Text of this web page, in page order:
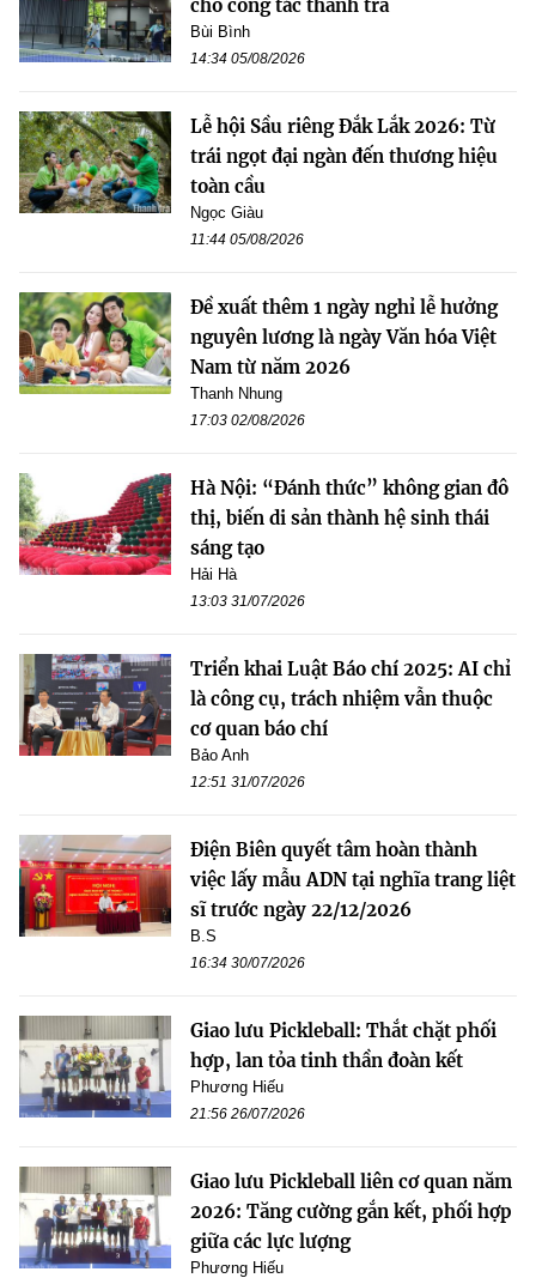
cho công tác thanh tra
Bùi Bình
14:34 05/08/2026
Lễ hội Sầu riêng Đắk Lắk 2026: Từ
trái ngọt đại ngàn đến thương hiệu
toàn cầu
Ngọc Giàu
11:44 05/08/2026
Đề xuất thêm 1 ngày nghỉ lễ hưởng
nguyên lương là ngày Văn hóa Việt
Nam từ năm 2026
Thanh Nhung
17:03 02/08/2026
Hà Nội: “Đánh thức” không gian đô
thị, biến di sản thành hệ sinh thái
sáng tạo
Hải Hà
13:03 31/07/2026
Triển khai Luật Báo chí 2025: AI chỉ
là công cụ, trách nhiệm vẫn thuộc
cơ quan báo chí
Bảo Anh
12:51 31/07/2026
Điện Biên quyết tâm hoàn thành
việc lấy mẫu ADN tại nghĩa trang liệt
sĩ trước ngày 22/12/2026
B.S
16:34 30/07/2026
Giao lưu Pickleball: Thắt chặt phối
hợp, lan tỏa tinh thần đoàn kết
Phương Hiếu
21:56 26/07/2026
Giao lưu Pickleball liên cơ quan năm
2026: Tăng cường gắn kết, phối hợp
giữa các lực lượng
Phương Hiếu